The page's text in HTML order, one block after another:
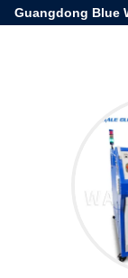
Guangdong Blue